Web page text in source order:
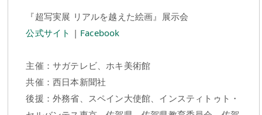
『超写実展 リアルを越えた絵画』展示会
公式サイト | Facebook
主催：サガテレビ、ホキ美術館
共催：西日本新聞社
後援：外務省、スペイン大使館、インスティトゥト・